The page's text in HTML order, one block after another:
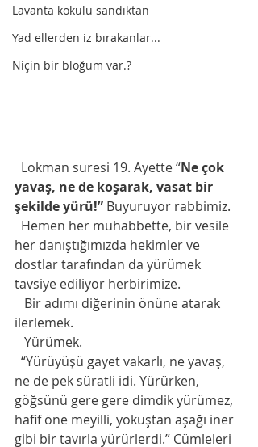
Lavanta kokulu sandıktan
Yad ellerden iz bırakanlar...
Niçin bir bloğum var.?
  Lokman suresi 19. Ayette “
Ne çok
yavaş, ne de koşarak, vasat bir
şekilde yürü!” Buyuruyor rabbimiz.
Hemen her muhabbette, bir vesile
her danıştığımızda hekimler ve
dostlar tarafından da yürümek
tavsiye ediliyor herbirimize.
Bir adımı diğerinin önüne atarak
ilerlemek.
   Yürümek.
“Yürüyüşü gayet vakarlı, ne yavaş,
ne de pek süratli idi. Yürürken,
göğsünü gere gere dimdik yürümez,
hafif öne meyilli, yokuştan aşağı iner
gibi bir tavırla yürürlerdi.” Cümleleri